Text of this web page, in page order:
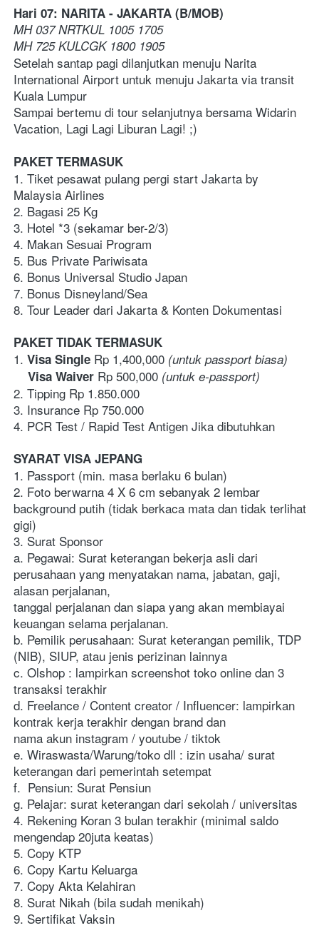
Hari 07: NARITA - JAKARTA (B/MOB)
MH 037 NRTKUL 1005 1705
MH 725 KULCGK 1800 1905
Setelah santap pagi dilanjutkan menuju Narita
International Airport untuk menuju Jakarta via transit
Kuala Lumpur
Sampai bertemu di tour selanjutnya bersama Widarin
Vacation, Lagi Lagi Liburan Lagi! ;)
PAKET TERMASUK
1. Tiket pesawat pulang pergi start Jakarta by
Malaysia Airlines
2. Bagasi 25 Kg
3. Hotel *3 (sekamar ber-2/3)
4. Makan Sesuai Program
5. Bus Private Pariwisata
6. Bonus Universal Studio Japan
7. Bonus Disneyland/Sea
8. Tour Leader dari Jakarta & Konten Dokumentasi
PAKET TIDAK TERMASUK
1. Visa Single Rp 1,400,000 (untuk passport biasa)
    Visa Waiver
Rp 500,000 (untuk e-passport)
2. Tipping Rp 1.850.000
3. Insurance Rp 750.000
4. PCR Test / Rapid Test Antigen Jika dibutuhkan
SYARAT VISA JEPANG
1. Passport (min. masa berlaku 6 bulan)
2. Foto berwarna 4 X 6 cm sebanyak 2 lembar
background putih (tidak berkaca mata dan tidak terlihat
gigi)
3. Surat Sponsor
a. Pegawai: Surat keterangan bekerja asli dari
perusahaan yang menyatakan nama, jabatan, gaji,
alasan perjalanan,
tanggal perjalanan dan siapa yang akan membiayai
keuangan selama perjalanan.
b. Pemilik perusahaan: Surat keterangan pemilik, TDP
(NIB), SIUP, atau jenis perizinan lainnya
c. Olshop : lampirkan screenshot toko online dan 3
transaksi terakhir
d. Freelance / Content creator / Influencer: lampirkan
kontrak kerja terakhir dengan brand dan
nama akun instagram / youtube / tiktok
e. Wiraswasta/Warung/toko dll : izin usaha/ surat
keterangan dari pemerintah setempat
f.  Pensiun: Surat Pensiun
g. Pelajar: surat keterangan dari sekolah / universitas
4. Rekening Koran 3 bulan terakhir (minimal saldo
mengendap 20juta keatas)
5. Copy KTP
6. Copy Kartu Keluarga
7. Copy Akta Kelahiran
8. Surat Nikah (bila sudah menikah)
9. Sertifikat Vaksin